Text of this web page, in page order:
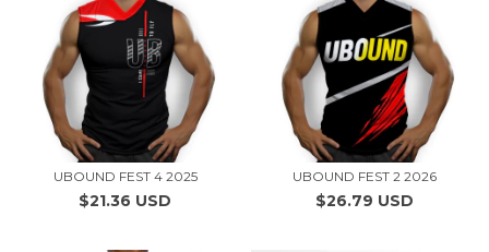
UBOUND FEST 4 2025
$21.36 USD
UBOUND FEST 2 2026
$26.79 USD